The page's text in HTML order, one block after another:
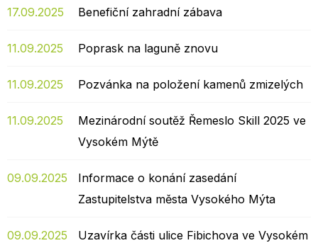
17.09.2025 Benefiční zahradní zábava
11.09.2025 Poprask na laguně znovu
11.09.2025 Pozvánka na položení kamenů zmizelých
11.09.2025
Mezinárodní soutěž Řemeslo Skill 2025 ve
Vysokém Mýtě
09.09.2025
Informace o konání zasedání
Zastupitelstva města Vysokého Mýta
09.09.2025
Uzavírka části ulice Fibichova ve Vysokém